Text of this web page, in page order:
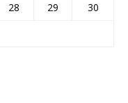
28 29
30